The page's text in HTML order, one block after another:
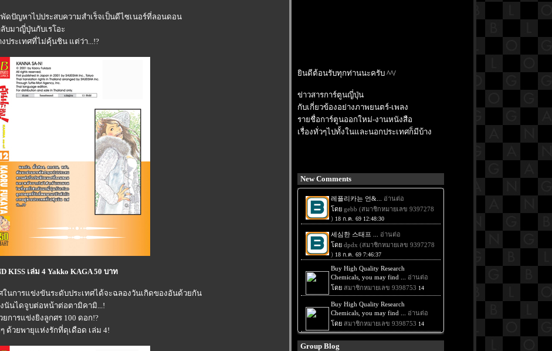
ดปัญหาไปประสบความสำเร็จเป็นดีไซเนอร์ที่ลอนดอน
มาญี่ปุ่นกับเรโอะ
ประเทศที่ไม่คุ้นชิน แต่ว่า...!?
KISS เล่ม 4 Yakko KAGA 50 บาท
นการแข่งขันระดับประเทศได้จะฉลองวันเกิดของอันด้วยกัน
นไดจูบต่อหน้าต่อตามิคามิ...!
การแข่งยิงลูกศร 100 ดอก!?
ด้วยพายุแห่งรักที่ดุเดือด เล่ม 4!
ินดีต้อนรับทุกท่านนะครับ ^^/
ข่าวสารการ์ตูนญี่ปุ่น
กับเกี่ยวข้องอย่างภาพยนตร์-เพลง
รายชื่อการ์ตูนออกใหม่-งานหนังสือ
เรื่องทั่วๆไปทั้งในและนอกประเทศก็มีบ้าง
New Comments
Group Blog